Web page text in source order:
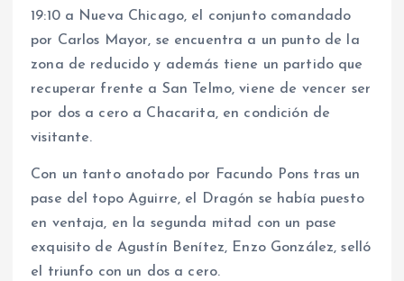
19:10 a Nueva Chicago, el conjunto comandado
por Carlos Mayor, se encuentra a un punto de la
zona de reducido y además tiene un partido que
recuperar frente a San Telmo, viene de vencer ser
por dos a cero a Chacarita, en condición de
visitante.
Con un tanto anotado por Facundo Pons tras un
pase del topo Aguirre, el Dragón se había puesto
en ventaja, en la segunda mitad con un pase
exquisito de Agustín Benítez, Enzo González, selló
el triunfo con un dos a cero.